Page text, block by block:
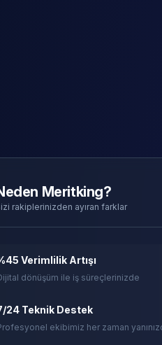
Meritking?
rakiplerinizden ayıran farklar
Verimlilik Artışı
dönüşüm ile iş süreçlerinizde
24 Teknik Destek
ekibimiz her zaman